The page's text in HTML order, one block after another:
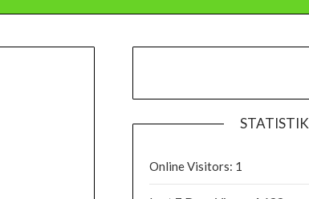
STATISTIK
Online Visitors: 1